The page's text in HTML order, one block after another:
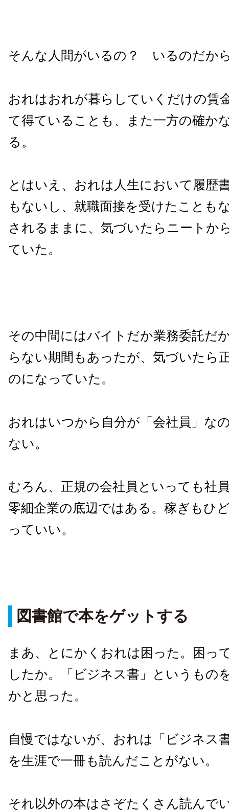
そんな人間がいるの？ いるのだか
おれはおれが暮らしていくだけの賃
て得ていることも、また一方の確か
る。
とはいえ、おれは人生において履歴
もないし、就職面接を受けたことも
されるままに、気づいたらニートか
ていた。
その中間にはバイトだか業務委託だ
らない期間もあったが、気づいたら
のになっていた。
おれはいつから自分が「会社員」な
ない。
むろん、正規の会社員といっても社
零細企業の底辺ではある。稼ぎもひ
っていい。
図書館で本をゲットする
まあ、とにかくおれは困った。困っ
したか。「ビジネス書」というもの
かと思った。
自慢ではないが、おれは「ビジネス
を生涯で一冊も読んだことがない。
それ以外の本はさぞたくさん読んで